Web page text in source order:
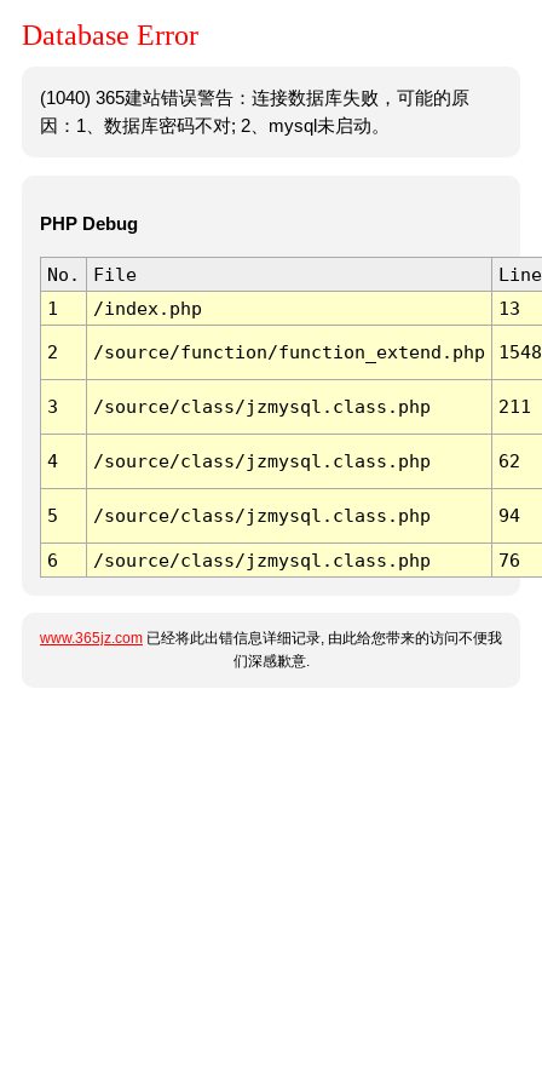
Database Error
(1040) 365建站错误警告：连接数据库失败，可能的原
因：1、数据库密码不对; 2、mysql未启动。
PHP Debug
No. File
Line
1
/index.php 13
2 /source/function/function_extend.php 1548
3 /source/class/jzmysql.class.php 211
4 /source/class/jzmysql.class.php 62
5 /source/class/jzmysql.class.php 94
6 /source/class/jzmysql.class.php 76
www.365jz.com 已经将此出错信息详细记录, 由此给您带来的访问不便我
们深感歉意.